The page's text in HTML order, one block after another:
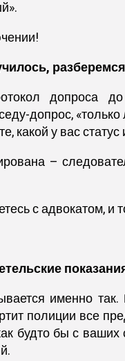
допроса до
допрос,
какой у вас
–
с адвокатом, и
именно
полиции все
будто бы с